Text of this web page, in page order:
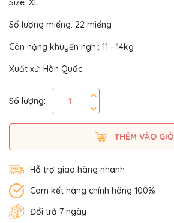
Size: XL
Số lượng miếng: 22 miếng
Cân nặng khuyến nghị: 11 - 14kg
Xuất xứ: Hàn Quốc
Số lượng:
THÊM VÀO GIỎ
Hỗ trợ giao hàng nhanh
Cam kết hàng chính hãng 100%
Đổi trả 7 ngày